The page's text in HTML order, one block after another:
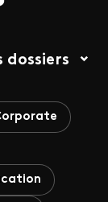
dossiers